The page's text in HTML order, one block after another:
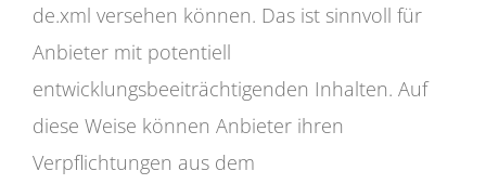
de.xml versehen können. Das ist sinnvoll für
Anbieter mit potentiell
entwicklungsbeeiträchtigenden Inhalten. Auf
diese Weise können Anbieter ihren
Verpflichtungen aus dem